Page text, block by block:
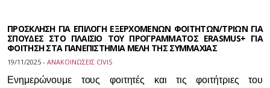
ΠΡΟΣΚΛΗΣΗ ΓΙΑ ΕΠΙΛΟΓΗ ΕΞΕΡΧΟΜΕΝΩΝ ΦΟΙΤΗΤΩΝ/ΤΡΙΩΝ ΓΙΑ
ΣΠΟΥΔΕΣ ΣΤΟ ΠΛΑΙΣΙΟ ΤΟΥ ΠΡΟΓΡΑΜΜΑΤΟΣ ERASMUS+ ΓΙΑ
ΦΟΙΤΗΣΗ ΣΤΑ ΠΑΝΕΠΙΣΤΗΜΙΑ ΜΕΛΗ ΤΗΣ ΣΥΜΜΑΧΙΑΣ
19/11/2025 - ΑΝΑΚΟΙΝΩΣΕΙΣ CIVIS
Ενημερώνουμε τους φοιτητές και τις φοιτήτριες του